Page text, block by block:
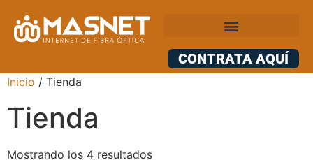
CONTRATA AQUÍ
Inicio / Tienda
Tienda
Mostrando los 4 resultados